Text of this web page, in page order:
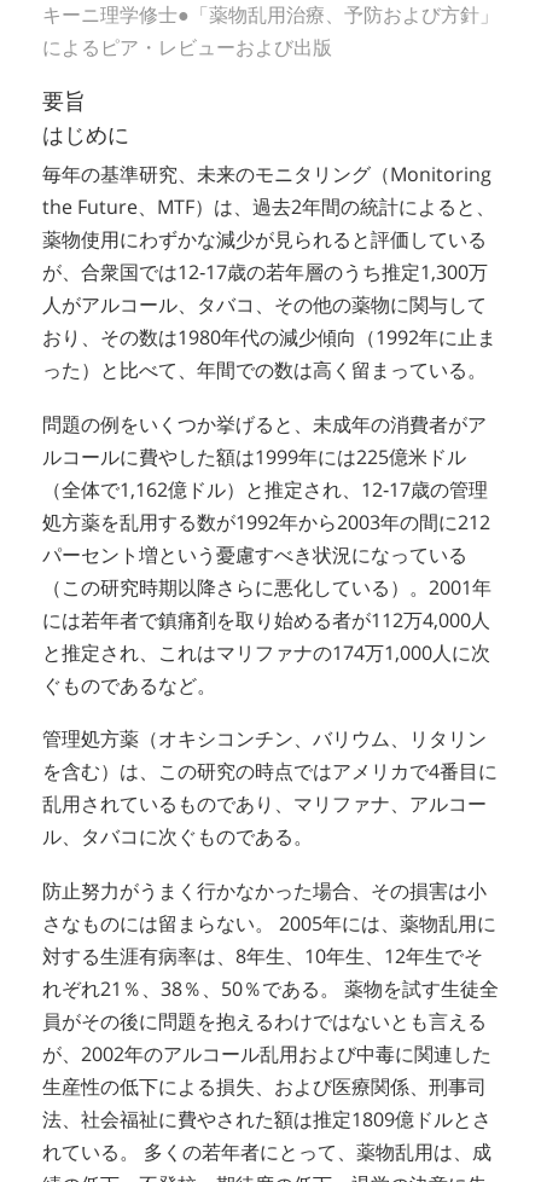
キーニ理学修士●「薬物乱用治療、予防および方針」
によるピア・レビューおよび出版
要旨
はじめに
毎年の基準研究、未来のモニタリング（Monitoring
the Future、MTF）は、過去2年間の統計によると、
薬物使用にわずかな減少が見られると評価している
が、合衆国では12‐17歳の若年層のうち推定1,300万
人がアルコール、タバコ、その他の薬物に関与して
おり、その数は1980年代の減少傾向（1992年に止ま
った）と比べて、年間での数は高く留まっている。
問題の例をいくつか挙げると、未成年の消費者がア
ルコールに費やした額は1999年には225億米ドル
（全体で1,162億ドル）と推定され、12‐17歳の管理
処方薬を乱用する数が1992年から2003年の間に212
パーセント増という憂慮すべき状況になっている
（この研究時期以降さらに悪化している）。2001年
には若年者で鎮痛剤を取り始める者が112万4,000人
と推定され、これはマリファナの174万1,000人に次
ぐものであるなど。
管理処方薬（オキシコンチン、バリウム、リタリン
を含む）は、この研究の時点ではアメリカで4番目に
乱用されているものであり、マリファナ、アルコー
ル、タバコに次ぐものである。
防止努力がうまく行かなかった場合、その損害は小
さなものには留まらない。 2005年には、薬物乱用に
対する生涯有病率は、8年生、10年生、12年生でそ
れぞれ21％、38％、50％である。 薬物を試す生徒全
員がその後に問題を抱えるわけではないとも言える
が、2002年のアルコール乱用および中毒に関連した
生産性の低下による損失、および医療関係、刑事司
法、社会福祉に費やされた額は推定1809億ドルとさ
れている。 多くの若年者にとって、薬物乱用は、成